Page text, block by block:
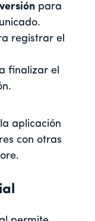
para
registrar el
finalizar el
aplicación
con otras